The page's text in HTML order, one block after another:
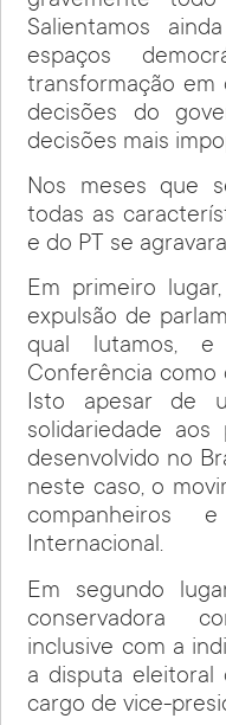
Salientamos
espaços
transformação em
decisões do
decisões mais
Nos meses que
todas as
e do PT se
Em primeiro
expulsão de
qual lutamos, e
Conferência como
Isto apesar de
solidariedade aos
desenvolvido no
neste caso, o
companheiros
Internacional.
Em segundo
conservadora
inclusive com a
a disputa
cargo de vice-